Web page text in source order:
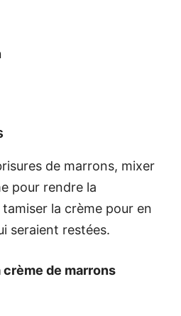
de marrons, mixer
pour rendre la
la crème pour en
seraient restées.
de marrons